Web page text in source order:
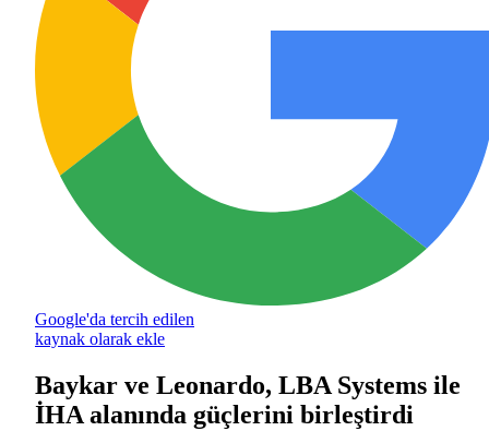
Google'da tercih edilen
kaynak olarak ekle
Baykar ve Leonardo, LBA Systems ile
İHA alanında güçlerini birleştirdi